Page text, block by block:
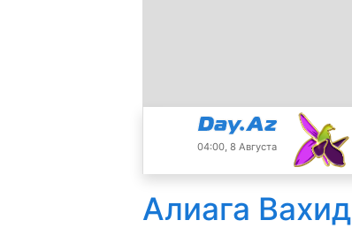
04:00, 8 Августа
Алиага Вахид